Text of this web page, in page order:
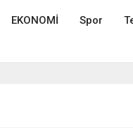
EKONOMİ Spor